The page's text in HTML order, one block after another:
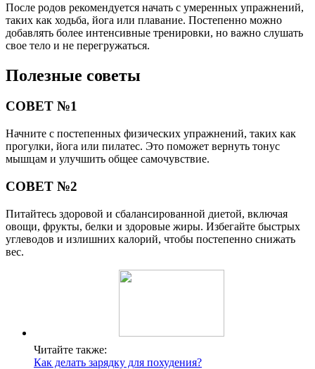
После родов рекомендуется начать с умеренных упражнений,
таких как ходьба, йога или плавание. Постепенно можно
добавлять более интенсивные тренировки, но важно слушать
свое тело и не перегружаться.
Полезные советы
СОВЕТ №1
Начните с постепенных физических упражнений, таких как
прогулки, йога или пилатес. Это поможет вернуть тонус
мышцам и улучшить общее самочувствие.
СОВЕТ №2
Питайтесь здоровой и сбалансированной диетой, включая
овощи, фрукты, белки и здоровые жиры. Избегайте быстрых
углеводов и излишних калорий, чтобы постепенно снижать
вес.
Читайте также:
Как делать зарядку для похудения?